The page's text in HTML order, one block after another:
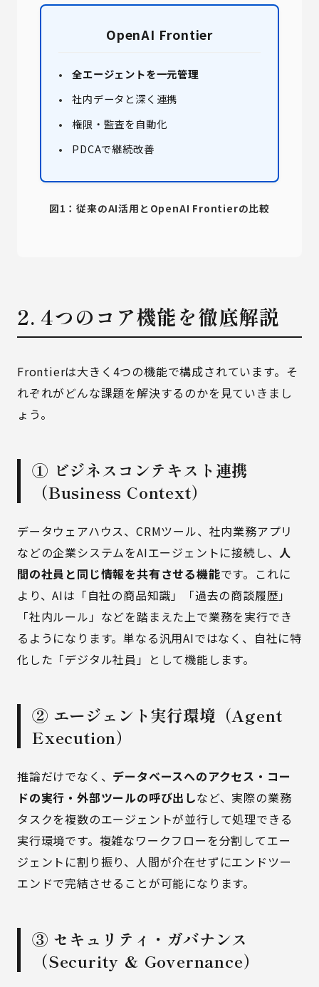
OpenAI Frontier
全エージェントを一元管理
社内データと深く連携
権限・監査を自動化
PDCAで継続改善
図1：従来のAI活用とOpenAI Frontierの比較
2. 4つのコア機能を徹底解説
Frontierは大きく4つの機能で構成されています。そ
れぞれがどんな課題を解決するのかを見ていきまし
ょう。
① ビジネスコンテキスト連携
（Business Context）
データウェアハウス、CRMツール、社内業務アプリ
などの企業システムをAIエージェントに接続し、人
間の社員と同じ情報を共有させる機能です。これに
より、AIは「自社の商品知識」「過去の商談履歴」
「社内ルール」などを踏まえた上で業務を実行でき
るようになります。単なる汎用AIではなく、自社に特
化した「デジタル社員」として機能します。
② エージェント実行環境（Agent
Execution）
推論だけでなく、 データベースへのアクセス・コー
ドの実行・外部ツールの呼び出しなど、実際の業務
タスクを複数のエージェントが並行して処理できる
実行環境です。複雑なワークフローを分割してエー
ジェントに割り振り、人間が介在せずにエンドツー
エンドで完結させることが可能になります。
③ セキュリティ・ガバナンス
（Security & Governance）